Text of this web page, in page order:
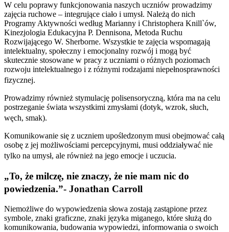
W celu poprawy funkcjonowania naszych uczniów prowadzimy
zajęcia ruchowe – integrujące ciało i umysł. Należą do nich
Programy Aktywności według Marianny i Christophera Knill`ów,
Kinezjologia Edukacyjna P. Dennisona, Metoda Ruchu
Rozwijającego W. Sherborne. Wszystkie te zajęcia wspomagają
intelektualny, społeczny i emocjonalny rozwój i mogą być
skutecznie stosowane w pracy z uczniami o różnych poziomach
rozwoju intelektualnego i z różnymi rodzajami niepełnosprawności
fizycznej.
Prowadzimy również stymulację polisensoryczną, która ma na celu
postrzeganie świata wszystkimi zmysłami (dotyk, wzrok, słuch,
węch, smak).
Komunikowanie się z uczniem upośledzonym musi obejmować całą
osobę z jej możliwościami percepcyjnymi, musi oddziaływać nie
tylko na umysł, ale również na jego emocje i uczucia.
„To, że milczę, nie znaczy, że nie mam nic do
powiedzenia.”- Jonathan Carroll
Niemożliwe do wypowiedzenia słowa zostają zastąpione przez
symbole, znaki graficzne, znaki języka miganego, które służą do
komunikowania, budowania wypowiedzi, informowania o swoich